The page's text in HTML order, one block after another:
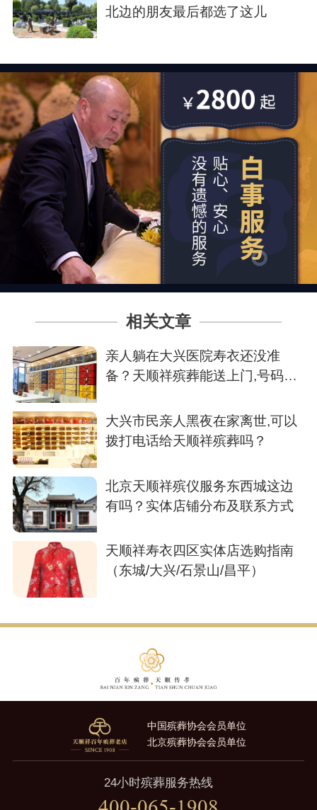
北边的朋友最后都选了这儿
相关文章
亲人躺在大兴医院寿衣还没准
备？天顺祥殡葬能送上门,号码我
大兴市民亲人黑夜在家离世,可以
拨打电话给天顺祥殡葬吗？
北京天顺祥殡仪服务东西城这边
有吗？实体店铺分布及联系方式
天顺祥寿衣四区实体店选购指南
（东城/大兴/石景山/昌平）
中国殡葬协会会员单位
北京殡葬协会会员单位
24小时殡葬服务热线